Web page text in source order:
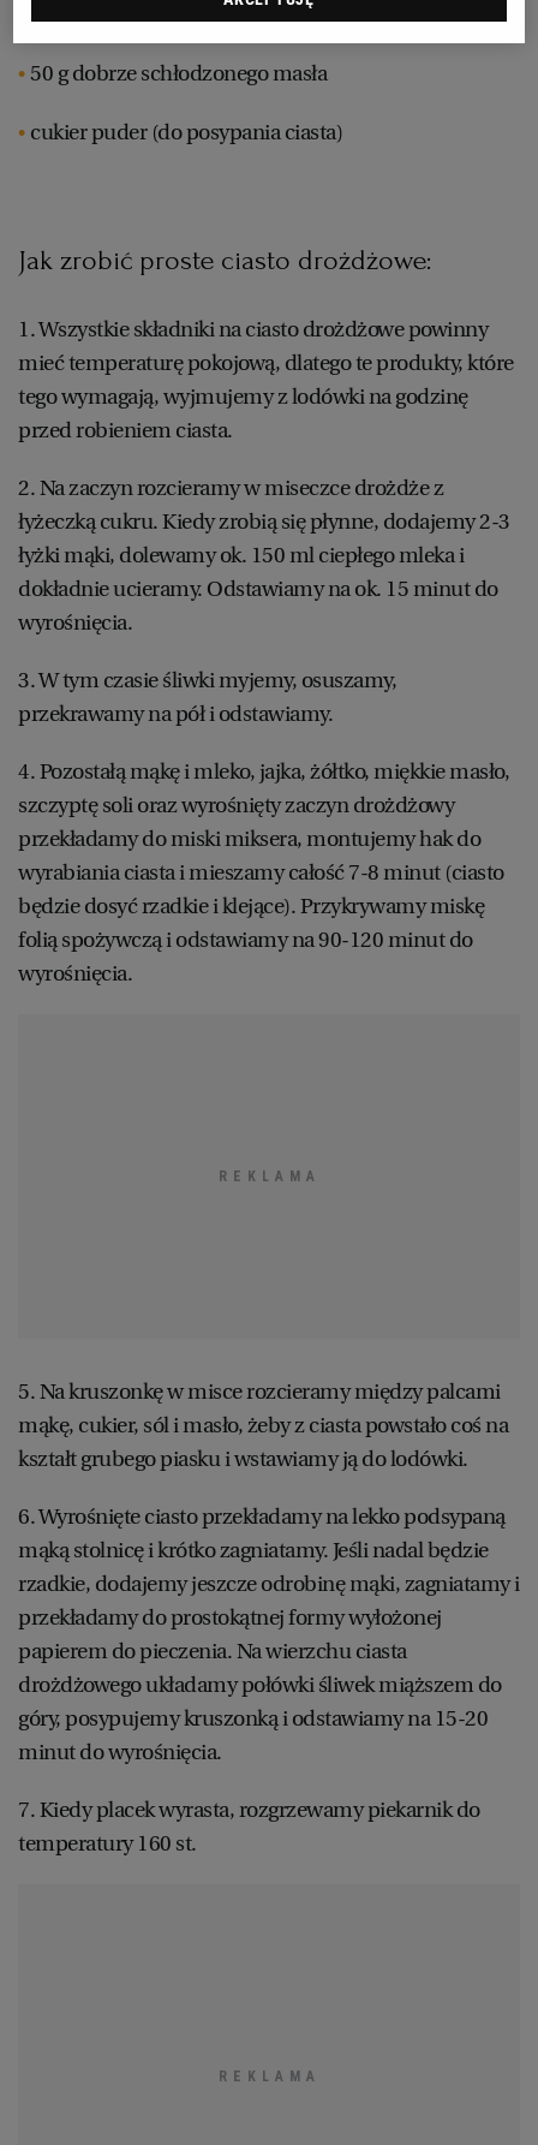
50 g dobrze schłodzonego masła
cukier puder (do posypania ciasta)
Jak zrobić proste ciasto drożdżowe:
1. Wszystkie składniki na ciasto drożdżowe powinny
mieć temperaturę pokojową, dlatego te produkty, które
tego wymagają, wyjmujemy z lodówki na godzinę
przed robieniem ciasta.
2. Na zaczyn rozcieramy w miseczce drożdże z
łyżeczką cukru. Kiedy zrobią się płynne, dodajemy 2-3
łyżki mąki, dolewamy ok. 150 ml ciepłego mleka i
dokładnie ucieramy. Odstawiamy na ok. 15 minut do
wyrośnięcia.
3. W tym czasie śliwki myjemy, osuszamy,
przekrawamy na pół i odstawiamy.
4. Pozostałą mąkę i mleko, jajka, żółtko, miękkie masło,
szczyptę soli oraz wyrośnięty zaczyn drożdżowy
przekładamy do miski miksera, montujemy hak do
wyrabiania ciasta i mieszamy całość 7-8 minut (ciasto
będzie dosyć rzadkie i klejące). Przykrywamy miskę
folią spożywczą i odstawiamy na 90-120 minut do
wyrośnięcia.
5. Na kruszonkę w misce rozcieramy między palcami
mąkę, cukier, sól i masło, żeby z ciasta powstało coś na
kształt grubego piasku i wstawiamy ją do lodówki.
6. Wyrośnięte ciasto przekładamy na lekko podsypaną
mąką stolnicę i krótko zagniatamy. Jeśli nadal będzie
rzadkie, dodajemy jeszcze odrobinę mąki, zagniatamy i
przekładamy do prostokątnej formy wyłożonej
papierem do pieczenia. Na wierzchu ciasta
drożdżowego układamy połówki śliwek miąższem do
góry, posypujemy kruszonką i odstawiamy na 15-20
minut do wyrośnięcia.
7. Kiedy placek wyrasta, rozgrzewamy piekarnik do
temperatury 160 st.